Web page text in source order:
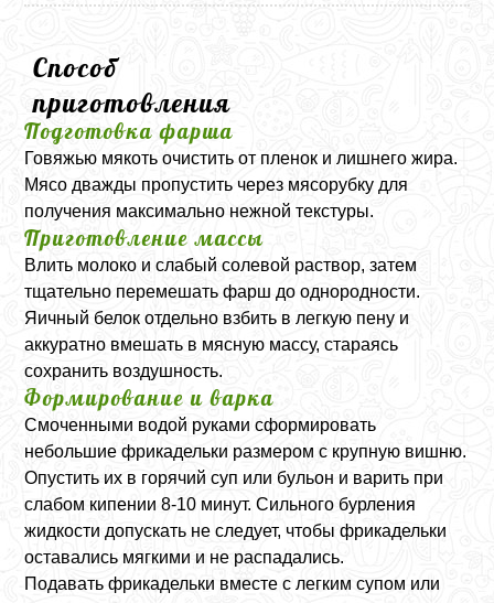
Способ
приготовления
Подготовка фарша
Говяжью мякоть очистить от пленок и лишнего жира.
Мясо дважды пропустить через мясорубку для
получения максимально нежной текстуры.
Приготовление массы
Влить молоко и слабый солевой раствор, затем
тщательно перемешать фарш до однородности.
Яичный белок отдельно взбить в легкую пену и
аккуратно вмешать в мясную массу, стараясь
сохранить воздушность.
Формирование и варка
Смоченными водой руками сформировать
небольшие фрикадельки размером с крупную вишню.
Опустить их в горячий суп или бульон и варить при
слабом кипении 8-10 минут. Сильного бурления
жидкости допускать не следует, чтобы фрикадельки
оставались мягкими и не распадались.
Подавать фрикадельки вместе с легким супом или